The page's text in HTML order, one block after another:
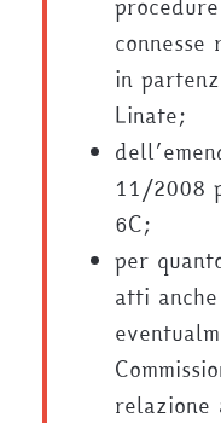
in
Linate;
11/2008
6C;
per
atti